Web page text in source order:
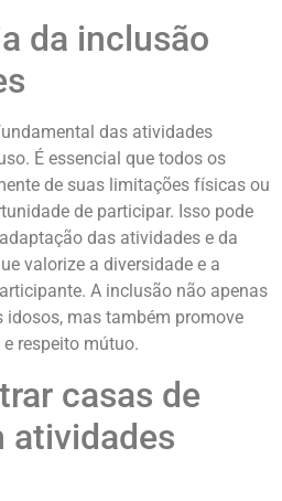
da inclusão
das atividades
É essencial que todos os
de suas limitações físicas ou
de participar. Isso pode
das atividades e da
valorize a diversidade e a
A inclusão não apenas
idosos, mas também promove
respeito mútuo.
casas de
atividades